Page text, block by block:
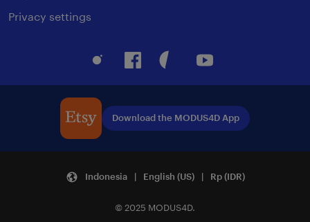
Privacy settings
InstagramFacebookPinterest
Download the MODUS4D App
Indonesia | English (US) | Rp (IDR)
© 2025 MODUS4D.